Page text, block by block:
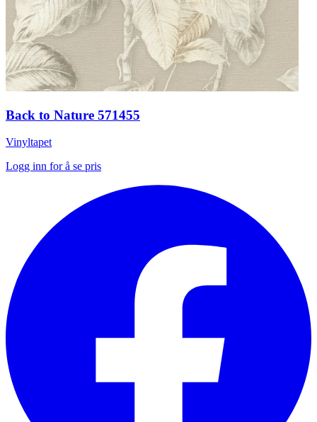
Back to Nature 571455
Vinyltapet
Logg inn for å se pris